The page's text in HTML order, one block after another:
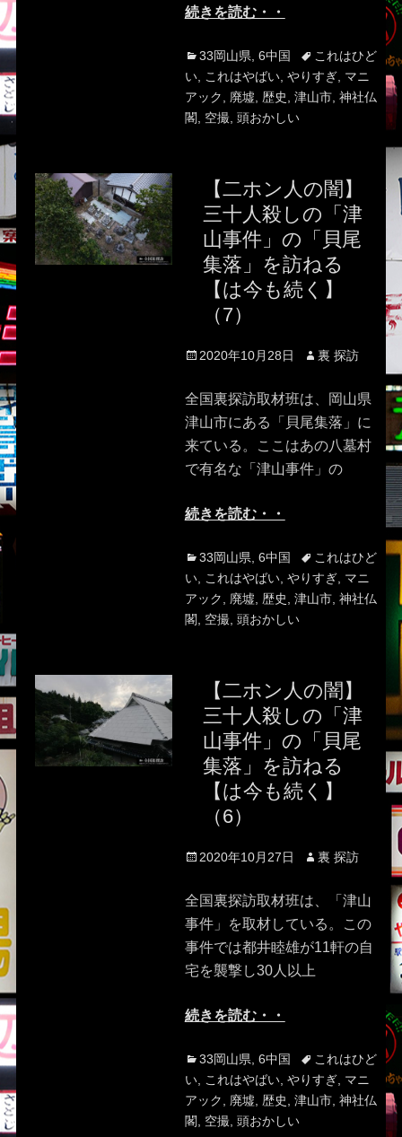
続きを読む・・
Categories
33岡山県 6中国 Tagsこれはひど
い, これはやばい, やりすぎ, マニ
アック
廃墟 歴史 津山市, 神社仏
閣
空撮, 頭おかしい
【二ホン人の闇】
三十人殺しの「津
山事件」の「貝尾
集落」を訪ねる
【は今も続く】
（7）
Posted
2020年10月28日 Author
裏 探訪
全国裏探訪取材班は、岡山県
津山市にある「貝尾集落」に
来ている。ここはあの八墓村
で有名な「津山事件」の
続きを読む・・
Categories
33岡山県 6中国 Tagsこれはひど
い, これはやばい, やりすぎ, マニ
アック
廃墟 歴史 津山市, 神社仏
閣
空撮, 頭おかしい
【二ホン人の闇】
三十人殺しの「津
山事件」の「貝尾
集落」を訪ねる
【は今も続く】
（6）
Posted
2020年10月27日 Author
裏 探訪
全国裏探訪取材班は、「津山
事件」を取材している。この
事件では都井睦雄が11軒の自
宅を襲撃し30人以上
続きを読む・・
Categories
33岡山県 6中国 Tagsこれはひど
い, これはやばい, やりすぎ, マニ
アック
廃墟 歴史 津山市, 神社仏
閣
空撮, 頭おかしい